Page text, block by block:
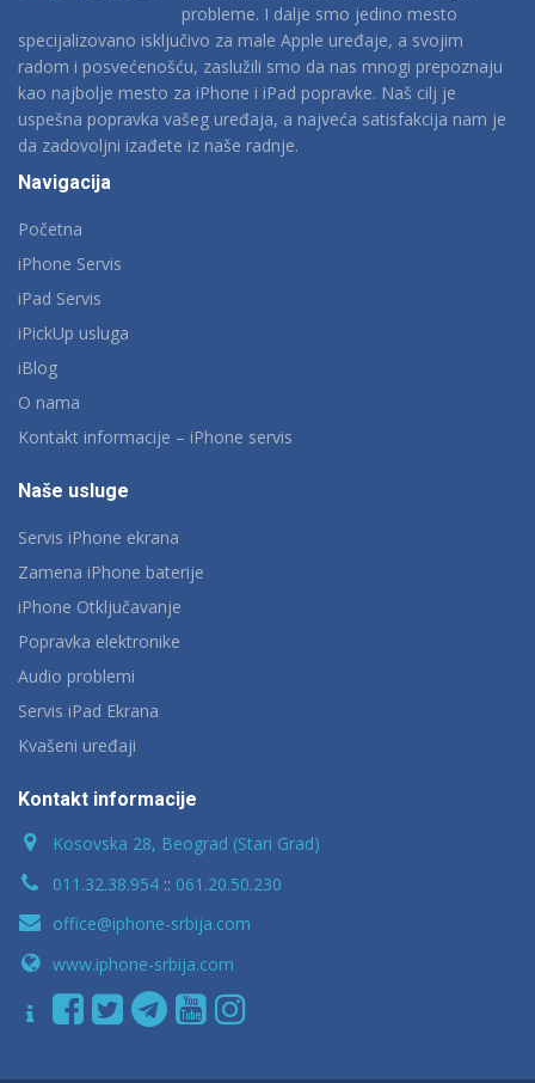
probleme. I dalje smo jedino mesto
specijalizovano isključivo za male Apple uređaje, a svojim
radom i posvećenošću, zaslužili smo da nas mnogi prepoznaju
kao najbolje mesto za iPhone i iPad popravke. Naš cilj je
uspešna popravka vašeg uređaja, a najveća satisfakcija nam je
da zadovoljni izađete iz naše radnje.
Navigacija
Početna
iPhone Servis
iPad Servis
iPickUp usluga
iBlog
O nama
Kontakt informacije – iPhone servis
Naše usluge
Servis iPhone ekrana
Zamena iPhone baterije
iPhone Otključavanje
Popravka elektronike
Audio problemi
Servis iPad Ekrana
Kvašeni uređaji
Kontakt informacije
Kosovska 28, Beograd (Stari Grad)
011.32.38.954 :: 061.20.50.230
office@iphone-srbija.com
www.iphone-srbija.com